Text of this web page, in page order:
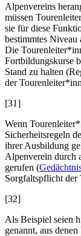
Alpenvereins
müssen
sie für diese
bestimmtes Niveau
Die
Fortbildungskurse
Stand zu halten
der
[31]
Wenn
Sicherheitsregeln
ihrer Ausbildung
Alpenverein durch
gerufen (
Sorgfaltspflicht der
[32]
Als Beispiel seien
genannt, aus